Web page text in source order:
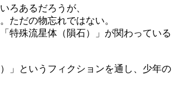
ろあるだろうが、
ただの物忘れではない。
特殊流星体（隕石）」が関わっている
」というフィクションを通し、少年の